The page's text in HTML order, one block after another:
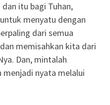
itu bagi Tuhan,
menyatu dengan
dari semua
memisahkan kita dari
Dan, mintalah
menjadi nyata melalui